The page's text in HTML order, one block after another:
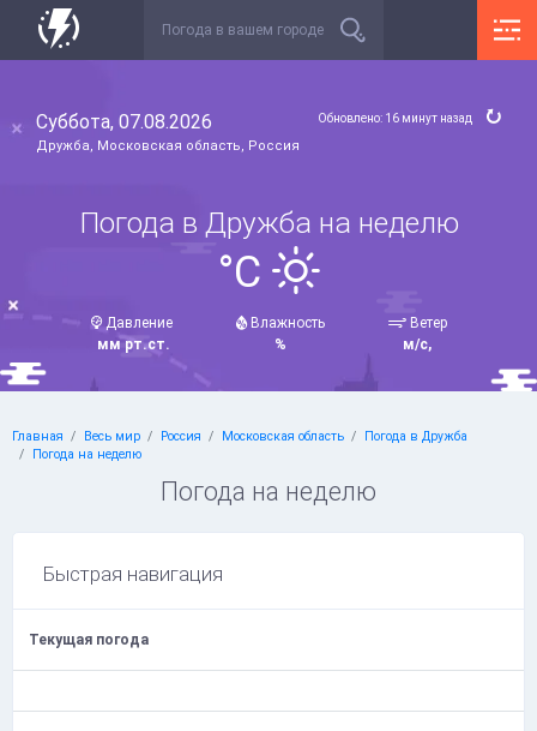
Суббота, 07.08.2026
Дружба, Московская область, Россия
Обновлено: 16 минут назад
Погода в Дружба на неделю
°C
Давление
мм рт.ст.
Влажность
%
Ветер
м/с,
Главная Весь мир Россия Московская область
Погода в Дружба
Погода на неделю
Погода на неделю
Быстрая навигация
Текущая погода